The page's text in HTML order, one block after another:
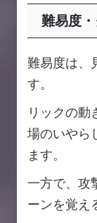
難易度
難易度は、
す。
リックの動
場のいやら
ます。
一方で、攻
ーンを覚え